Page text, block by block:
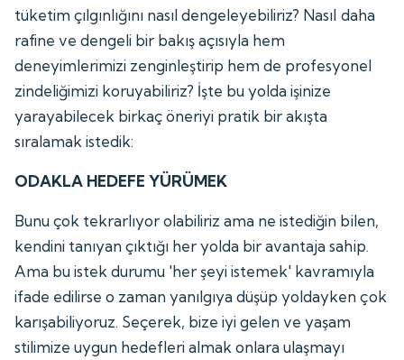
tüketim çılgınlığını nasıl dengeleyebiliriz? Nasıl daha
rafine ve dengeli bir bakış açısıyla hem
deneyimlerimizi zenginleştirip hem de profesyonel
zindeliğimizi koruyabiliriz? İşte bu yolda işinize
yarayabilecek birkaç öneriyi pratik bir akışta
sıralamak istedik:
ODAKLA HEDEFE YÜRÜMEK
Bunu çok tekrarlıyor olabiliriz ama ne istediğin bilen,
kendini tanıyan çıktığı her yolda bir avantaja sahip.
Ama bu istek durumu 'her şeyi istemek' kavramıyla
ifade edilirse o zaman yanılgıya düşüp yoldayken çok
karışabiliyoruz. Seçerek, bize iyi gelen ve yaşam
stilimize uygun hedefleri almak onlara ulaşmayı